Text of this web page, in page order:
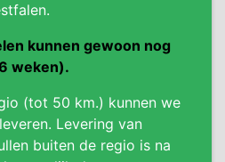
kunnen gewoon nog
weken).
(tot 50 km.) kunnen we
Levering van
buiten de regio is na